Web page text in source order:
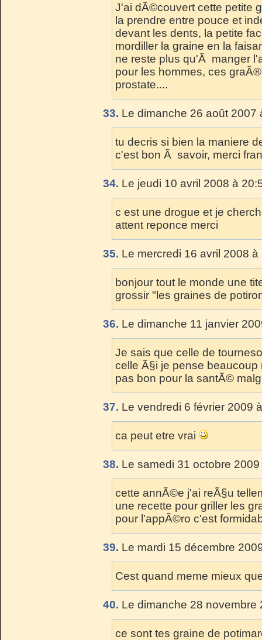
J'ai dÃ©couvert cette petite
la prendre entre pouce et
devant les dents, la petite
mordiller la graine en la
ne reste plus qu'Ã manger
pour les hommes, ces
prostate....
33. Le dimanche 26 août 2007
tu decris si bien la maniere
c'est bon Ã savoir, merci
34. Le jeudi 10 avril 2008 à
c est une drogue et je
attent reponce merci
35. Le mercredi 16 avril 2008
bonjour tout le monde une
grossir "les graines de
36. Le dimanche 11 janvier
Je sais que celle de
celle Ã§i je pense
pas bon pour la santÃ©
37. Le vendredi 6 février 2009
ca peut etre vrai
38. Le samedi 31 octobre
cette annÃ©e j'ai reÃ§u
une recette pour griller les
pour l'appÃ©ro c'est
39. Le mardi 15 décembre
Cest quand meme mieux
40. Le dimanche 28
ce sont tes graine de